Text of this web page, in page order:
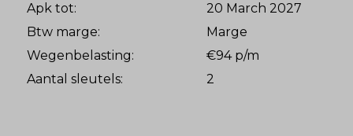
Apk tot:
20 March 2027
Btw marge:
Marge
Wegenbelasting:
€94 p/m
Aantal sleutels:
2